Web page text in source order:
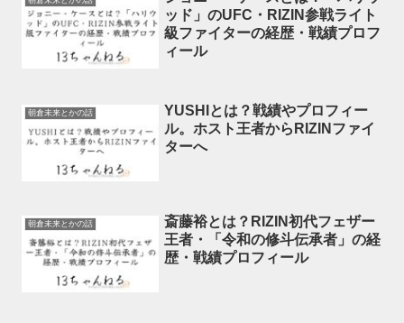
ッド」のUFC・RIZIN参戦ライト
級ファイターの経歴・戦績プロフ
ィール
朝倉未来とかの話
YUSHIとは？戦績やプロフィー
ル。ホスト王者からRIZINファイ
ターへ
朝倉未来とかの話
斎藤裕とは？RIZIN初代フェザー
王者・「令和の修斗伝承者」の経
歴・戦績プロフィール